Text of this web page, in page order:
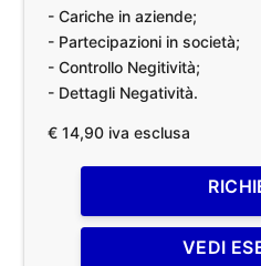
- Cariche in aziende;
- Partecipazioni in società;
- Controllo Negitività;
- Dettagli Negatività.
€ 14,90 iva esclusa
VEDI